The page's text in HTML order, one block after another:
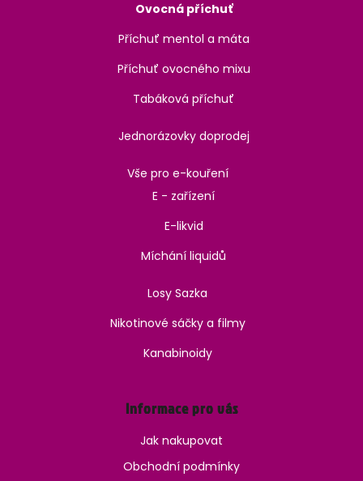
Ovocná příchuť
Příchuť mentol a máta
Příchuť ovocného mixu
Tabáková příchuť
Jednorázovky doprodej
Vše pro e-kouření
E - zařízení
E-likvid
Míchání liquidů
Losy Sazka
Nikotinové sáčky a filmy
Kanabinoidy
Informace pro vás
Jak nakupovat
Obchodní podmínky